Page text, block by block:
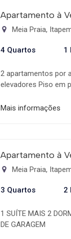
Apartamento à
Meia Praia,
4 Quartos 1
2 apartamentos por
elevadores Piso em
Infraestrutura para
Sala gourmet Sala
Academia para 3ª
Mais informações
Apartamento à
Meia Praia,
3 Quartos 2
1 SUÍTE MAIS 2
DE GARAGEM